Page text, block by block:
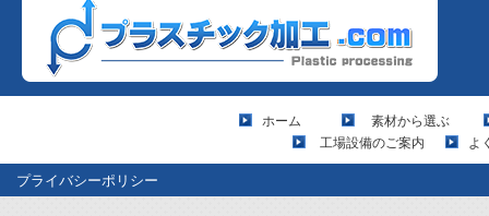
ホーム
素材から選ぶ
工場設備のご案内
よ
プライバシーポリシー